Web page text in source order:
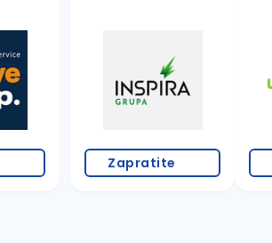
Zapratite